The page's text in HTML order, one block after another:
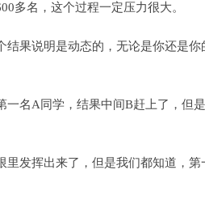
多名，这个过程一定压力很大。
果说明是动态的，无论是你还是
名A同学，结果中间B赶上了，但
发挥出来了，但是我们都知道，第